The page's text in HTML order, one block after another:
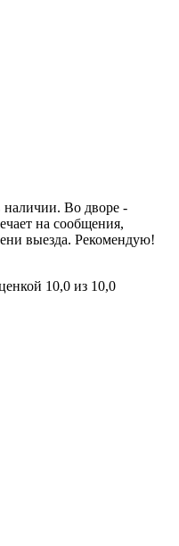
наличии. Во дворе -
на сообщения,
выезда. Рекомендую!
10,0 из 10,0